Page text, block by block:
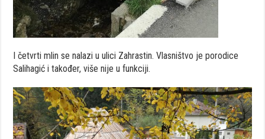
I četvrti mlin se nalazi u ulici Zahrastin. Vlasništvo je porodice
Salihagić i također, više nije u funkciji.